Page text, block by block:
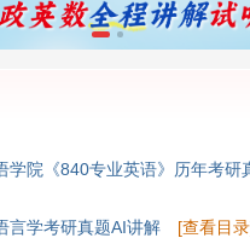
学院《840专业英语》历年考研
言学考研真题AI讲解
[查看目